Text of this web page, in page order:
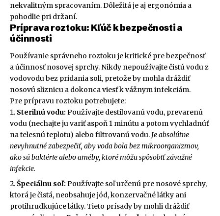
nekvalitným spracovaním. Dôležitá je aj ergonómia a
pohodlie pri držaní.
Príprava roztoku: Kľúč k bezpečnosti a
účinnosti
Používanie správneho roztoku je kritické pre bezpečnosť
a účinnosť nosovej sprchy. Nikdy nepoužívajte čistú vodu z
vodovodu bez pridania soli, pretože by mohla dráždiť
nosovú sliznicu a dokonca viesť k vážnym infekciám.
Pre prípravu roztoku potrebujete:
Sterilnú vodu: Používajte destilovanú vodu, prevarenú
vodu (nechajte ju variť aspoň 1 minútu a potom vychladnúť
na telesnú teplotu) alebo filtrovanú vodu. Je absolútne
nevyhnutné zabezpečiť, aby voda bola bez mikroorganizmov,
ako sú baktérie alebo améby, ktoré môžu spôsobiť závažné
infekcie.
Špeciálnu soľ: Používajte soľ určenú pre nosové sprchy,
ktorá je čistá, neobsahuje jód, konzervačné látky ani
protihrudkujúce látky. Tieto prísady by mohli dráždiť